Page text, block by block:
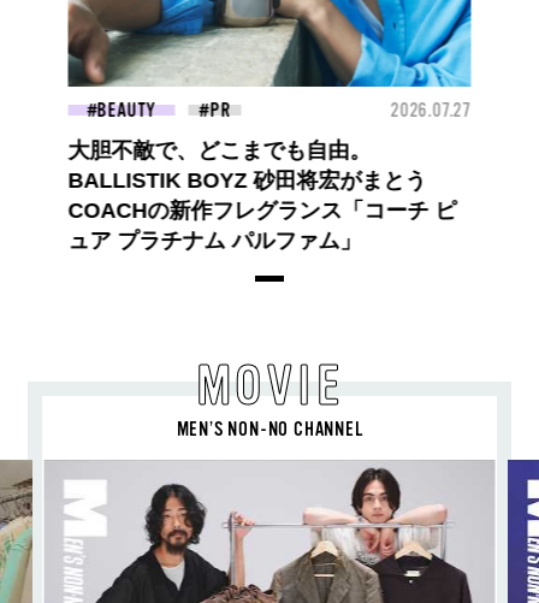
BEAUTY 2026.07.27
大胆不敵で、どこまでも自由。
BALLISTIK BOYZ 砂田将宏がまとう
COACHの新作フレグランス「コーチ ピ
ュア プラチナム パルファム」
MOVIE
MEN’S NON-NO CHANNEL